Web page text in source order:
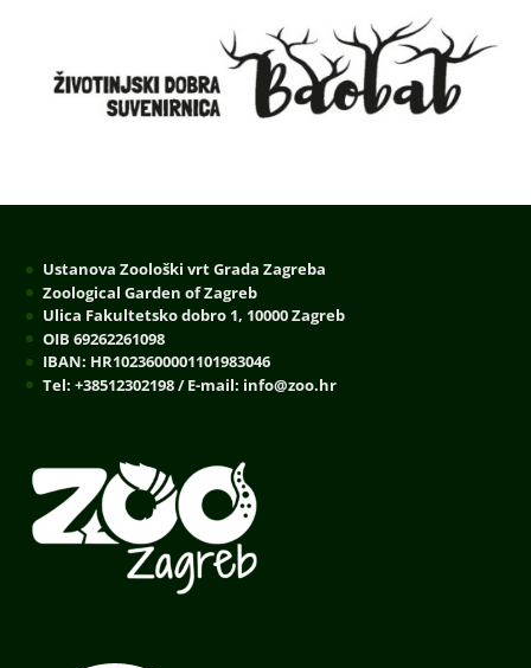
Ustanova Zoološki vrt Grada Zagreba
Zoological Garden of Zagreb
Ulica Fakultetsko dobro 1, 10000 Zagreb
OIB 69262261098
IBAN: HR1023600001101983046
Tel: +38512302198 / E-mail: info@zoo.hr